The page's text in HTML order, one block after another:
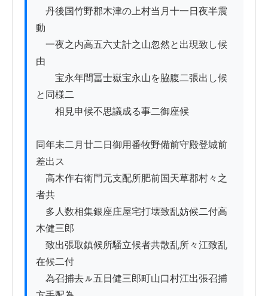
丹後国竹野郡木津の上村当月十一日夜半震
動
一夜之内高五六丈計之山忽然と出現致し候
由
宝永年間冨士嶽宝永山を脇腹二張出し候
と同様二
相見申候不思議成る事二御座候
同年未二月廿二日御用番牧野備前守殿登城前
差出ス
高木作右衛門元支配所肥前国天草郡村々之
者共
多人数相集銀座庄屋宅打壊致乱妨候二付高
木健三郎
致出張取鎮候所騒立候者共散乱所々江致乱
在候二付
為召捕去ㇽ五日健三郎町山口村江出張召捕